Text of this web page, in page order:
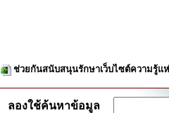
ช่วยกันสนับสนุนรักษาเว็บไซต์ความรู้แ
ลองใช้ค้นหาข้อมูล